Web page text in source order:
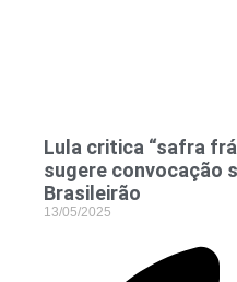
Lula critica “safra
sugere convocação
Brasileirão
13/05/2025